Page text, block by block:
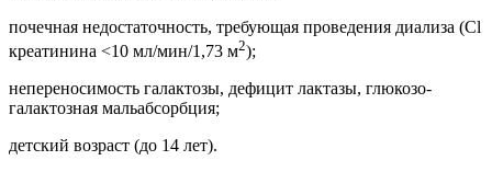
почечная недостаточность, требующая проведения диализа (Cl
креатинина <10 мл/мин/1,73 м2);
непереносимость галактозы, дефицит лактазы, глюкозо-
галактозная мальабсорбция;
детский возраст (до 14 лет).